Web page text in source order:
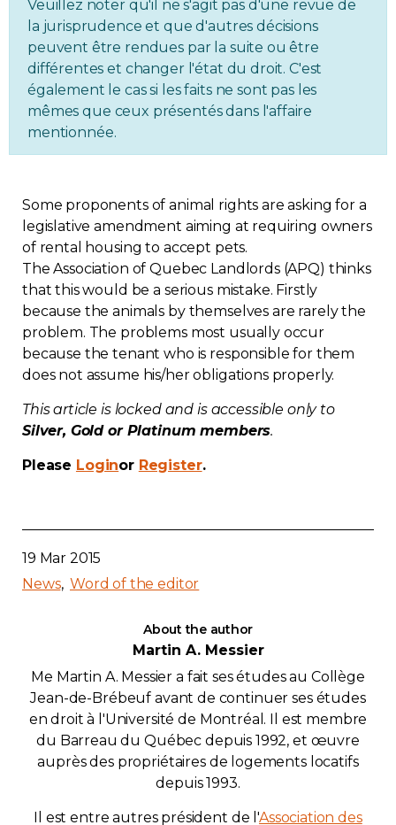
Environment
Various
Rebates APQ
Media
FAQ
English
Contact
Join
Veuillez noter qu'il ne s'agit pas d'une revue de
la jurisprudence et que d'autres décisions
peuvent être rendues par la suite ou être
différentes et changer l'état du droit. C'est
également le cas si les faits ne sont pas les
mêmes que ceux présentés dans l'affaire
mentionnée.
Some proponents of animal rights are asking for a
legislative amendment aiming at requiring owners
of rental housing to accept pets.
The Association of Quebec Landlords (APQ) thinks
that this would be a serious mistake. Firstly
because the animals by themselves are rarely the
problem. The problems most usually occur
because the tenant who is responsible for them
does not assume his/her obligations properly.
This article is locked and is accessible only to
Silver, Gold or Platinum members.
Please Loginor Register.
19 Mar 2015
News Word of the editor
About the author
Martin A. Messier
Me Martin A. Messier a fait ses études au Collège
Jean-de-Brébeuf avant de continuer ses études
en droit à l'Université de Montréal. Il est membre
du Barreau du Québec depuis 1992, et œuvre
auprès des propriétaires de logements locatifs
depuis 1993.
Il est entre autres président de l'Association des